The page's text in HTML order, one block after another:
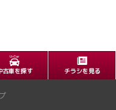
古車を探す チラシを見る